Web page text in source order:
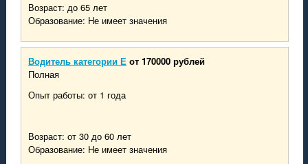
Возраст: до 65 лет
Образование: Не имеет значения
Водитель категории Е от 170000 рублей
Полная
Опыт работы: от 1 года
Возраст: от 30 до 60 лет
Образование: Не имеет значения